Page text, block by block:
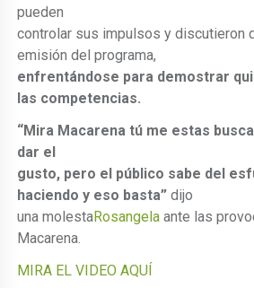
pueden
controlar sus impulsos y discutieron
emisión del programa,
enfrentándose para demostrar
las competencias.
“Mira Macarena tú me estas
dar el
gusto, pero el público sabe del
haciendo y eso basta” dijo
una molestaRosangela ante las
Macarena.
MIRA EL VIDEO AQUÍ